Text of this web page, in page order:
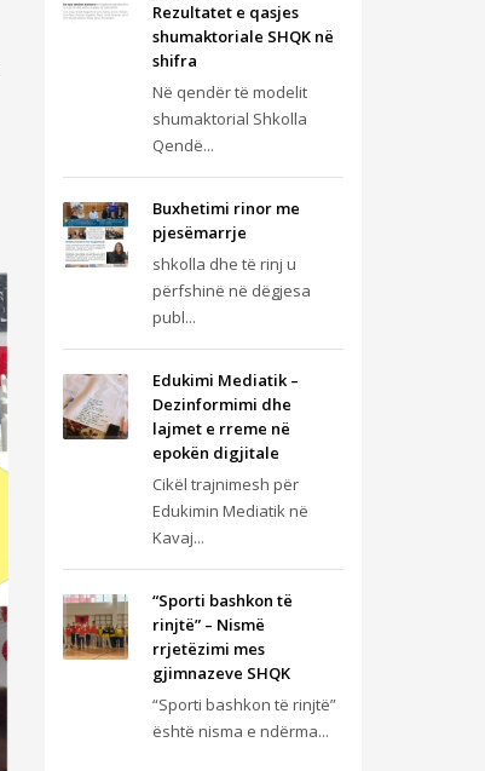
Rezultatet e qasjes
shumaktoriale SHQK në
shifra
Në qendër të modelit
shumaktorial Shkolla
Qendë...
Buxhetimi rinor me
pjesëmarrje
shkolla dhe të rinj u
përfshinë në dëgjesa
publ...
Edukimi Mediatik –
Dezinformimi dhe
lajmet e rreme në
epokën digjitale
Cikël trajnimesh për
Edukimin Mediatik në
Kavaj...
“Sporti bashkon të
rinjtë” – Nismë
rrjetëzimi mes
gjimnazeve SHQK
“Sporti bashkon të rinjtë”
është nisma e ndërma...